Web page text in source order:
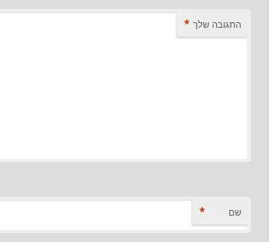
התגובה שלך *
שם *